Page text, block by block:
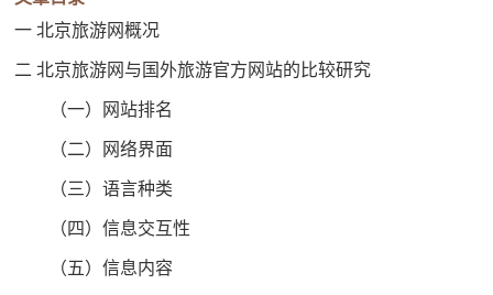
一 北京旅游网概况
二 北京旅游网与国外旅游官方网站的比较研究
（一）网站排名
（二）网络界面
（三）语言种类
（四）信息交互性
（五）信息内容